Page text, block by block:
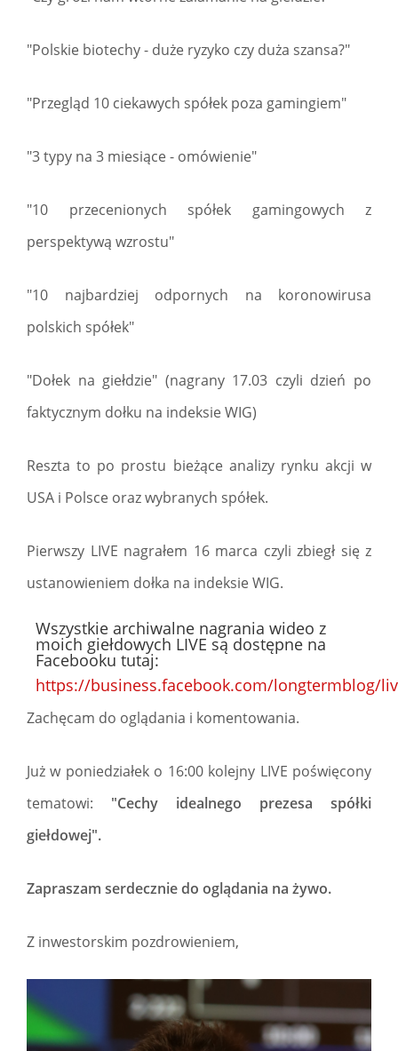
"Polskie biotechy - duże ryzyko czy duża szansa?"
"Przegląd 10 ciekawych spółek poza gamingiem"
"3 typy na 3 miesiące - omówienie"
"10 przecenionych spółek gamingowych z
perspektywą wzrostu"
"10 najbardziej odpornych na koronowirusa
polskich spółek"
"Dołek na giełdzie" (nagrany 17.03 czyli dzień po
faktycznym dołku na indeksie WIG)
Reszta to po prostu bieżące analizy rynku akcji w
USA i Polsce oraz wybranych spółek.
Pierwszy LIVE nagrałem 16 marca czyli zbiegł się z
ustanowieniem dołka na indeksie WIG.
Wszystkie archiwalne nagrania wideo z
moich giełdowych LIVE są dostępne na
Facebooku tutaj:
https://business.facebook.com/longtermblog/
Zachęcam do oglądania i komentowania.
Już w poniedziałek o 16:00 kolejny LIVE poświęcony
tematowi: "Cechy idealnego prezesa spółki
giełdowej".
Zapraszam serdecznie do oglądania na żywo.
Z inwestorskim pozdrowieniem,